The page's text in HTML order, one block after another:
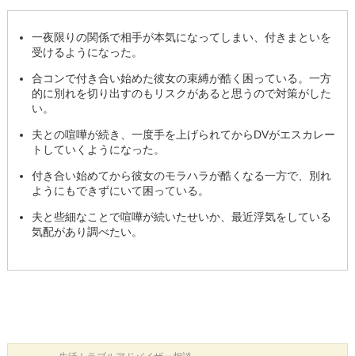
一夜限りの関係で相手が本気になってしまい、付きまといを
受けるようになった。
合コンで付き合い始めた彼女の束縛が酷く困っている。一方
的に別れを切り出すのもリスクがあると思うので対策がした
い。
夫との喧嘩が続き、一度手を上げられてからDVがエスカレー
トしていくようになった。
付き合い始めてから彼女のモラハラが酷くなる一方で、別れ
ようにもできずにいて困っている。
夫と些細なことで喧嘩が続いたせいか、最近浮気をしている
気配があり調べたい。